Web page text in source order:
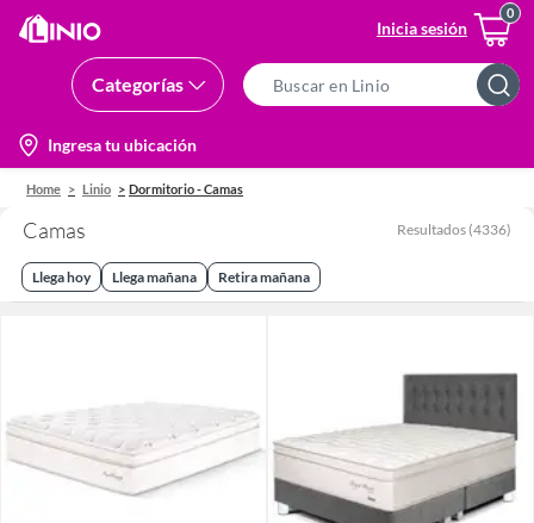
Inicia sesión
Categorías
Bar
location-
icon
Ingresa tu ubicación
Home Linio Dormitorio - Camas
Camas Resultados (4336)
Llega hoy Llega mañana Retira mañana